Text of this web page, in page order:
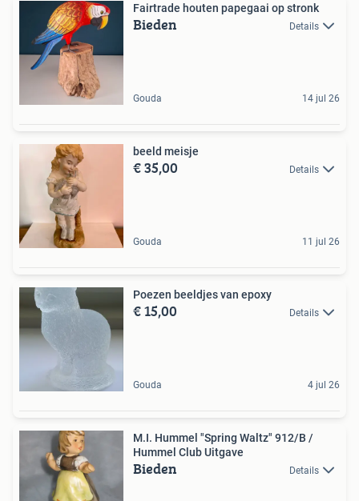
Fairtrade houten papegaai op stronk
Bieden Details
Gouda 14 jul 26
beeld meisje
€ 35,00 Details
Gouda 11 jul 26
Poezen beeldjes van epoxy
€ 15,00 Details
Gouda 4 jul 26
M.I. Hummel "Spring Waltz" 912/B /
Hummel Club Uitgave
Bieden Details